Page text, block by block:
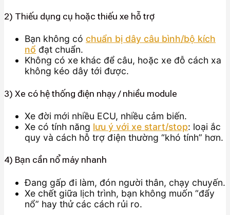
2) Thiếu dụng cụ hoặc thiếu xe hỗ trợ
Bạn không có chuẩn bị dây câu bình/bộ kích
nổ đạt chuẩn.
Không có xe khác để câu, hoặc xe đỗ cách xa
không kéo dây tới được.
3) Xe có hệ thống điện nhạy / nhiều module
Xe đời mới nhiều ECU, nhiều cảm biến.
Xe có tính năng lưu ý với xe start/stop: loại ắc
quy và cách hỗ trợ điện thường “khó tính” hơn.
4) Bạn cần nổ máy nhanh
Đang gấp đi làm, đón người thân, chạy chuyến.
Xe chết giữa lịch trình, bạn không muốn “đẩy
nổ” hay thử các cách rủi ro.